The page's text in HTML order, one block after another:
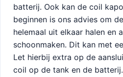
batterij. Ook kan de coil
beginnen is ons advies om
helemaal uit elkaar halen en
schoonmaken. Dit kan met
Let hierbij extra op de
coil op de tank en de